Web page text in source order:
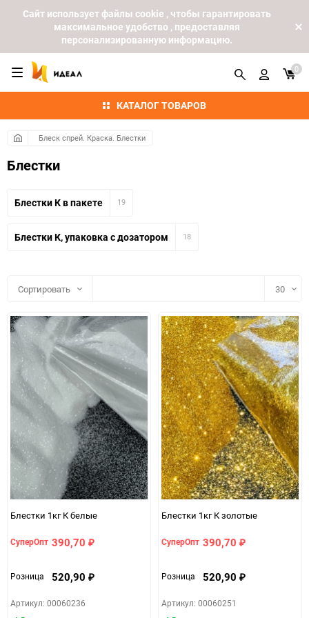
Cайт использует файлы cookie , чтобы гарантировать
максимальное удобство , предоставляя
персонализированную информацию.
КАТАЛОГ ТОВАРОВ
0
Блеск спрей. Краска. Блестки
Блестки
Блестки К в пакете 19
Блестки К, упаковка с дозатором 18
Сортировать 30
30
60
90
150
Блестки 1кг К белые
СуперОпт 390,70 ₽
Розница 520,90 ₽
Артикул: 00060236
Блестки 1кг К золотые
СуперОпт 390,70 ₽
Розница 520,90 ₽
Артикул: 00060251